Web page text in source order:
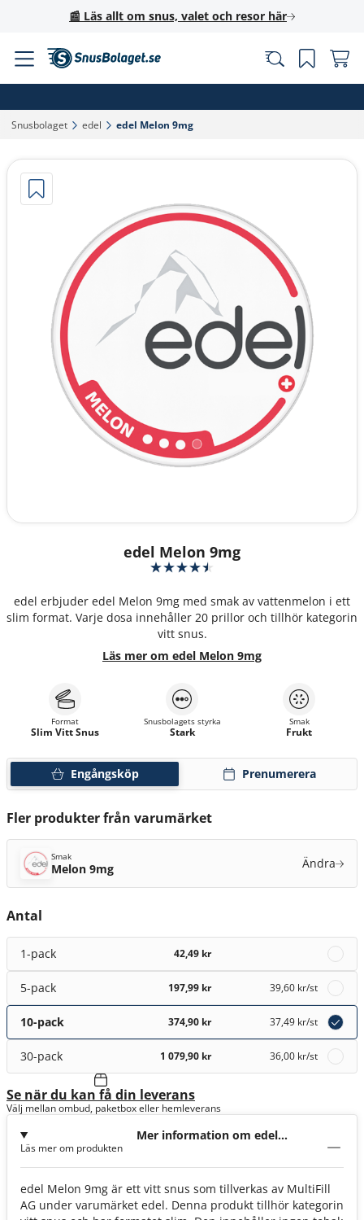
📰 Läs allt om snus, valet och resor här
Snusbolaget‎ edel‎ edel Melon 9mg‎
edel Melon 9mg
edel erbjuder edel Melon 9mg med smak av vattenmelon i ett
slim format. Varje dosa innehåller 20 prillor och tillhör kategorin
vitt snus.
Läs mer om edel Melon 9mg
Engångsköp Prenumerera
Format
Slim Vitt Snus
Snusbolagets styrka
Stark
Smak
Frukt
Fler produkter från varumärket
Smak
Melon 9mg Ändra
Antal
1-pack 42,49 kr
5-pack 197,99 kr 39,60 kr/st
10-pack 374,90 kr 37,49 kr/st
30-pack 1 079,90 kr 36,00 kr/st
Se när du kan få din leverans
Välj mellan ombud, paketbox eller hemleverans
Mer information om edel
Läs mer om produkten
edel Melon 9mg är ett vitt snus som tillverkas av MultiFill
AG under varumärket edel. Denna produkt tillhör kategorin